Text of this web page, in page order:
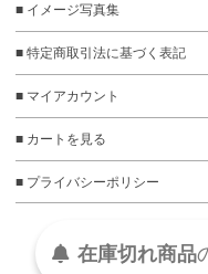
■ イメージ写真集
■ 特定商取引法に基づく表記
■ マイアカウント
■ カートを見る
■ プライバシーポリシー
在庫切れ商品